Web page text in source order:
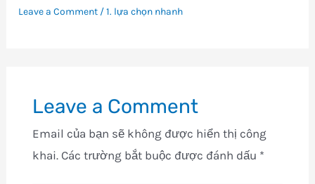
Leave a Comment /1. lựa chọn nhanh
Leave a Comment
Email của bạn sẽ không được hiển thị công
khai. Các trường bắt buộc được đánh dấu *